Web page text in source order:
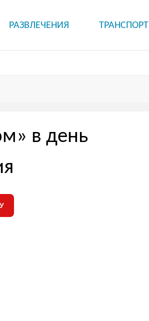
РАЗВЛЕЧЕНИЯ ТРАНСПОРТ
в день